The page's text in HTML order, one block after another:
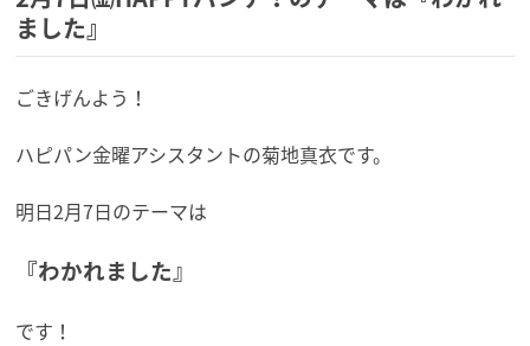
ました』
ごきげんよう！
ハピパン金曜アシスタントの菊地真衣です。
明日2月7日のテーマは
『わかれました』
です！